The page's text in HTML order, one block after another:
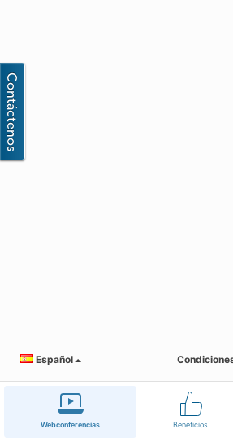
Webconferencias Beneficios
Español